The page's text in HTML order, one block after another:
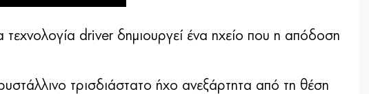
τεχνολογία driver δημιουργεί ένα ηχείο που η απόδοση
τρισδιάστατο ήχο ανεξάρτητα από τη θέση